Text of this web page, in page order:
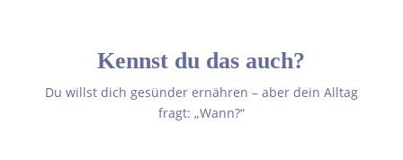
Kennst du das auch?
Du willst dich gesünder ernähren – aber dein Alltag
fragt: „Wann?“